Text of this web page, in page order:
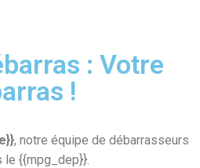
: Votre
!
, notre équipe de débarrasseurs
{{mpg_dep}}.